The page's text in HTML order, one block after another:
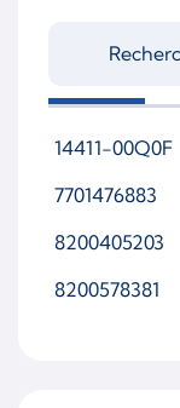
14411-00Q0F
7701476883
8200405203
8200578381